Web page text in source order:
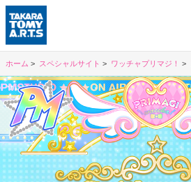
ホーム
HOME
商品情報
PRODUCT
閉じる
ホーム スペシャルサイト ワッチャプリマジ！